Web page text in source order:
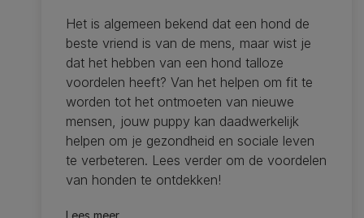
Het is algemeen bekend dat een hond de
beste vriend is van de mens, maar wist je
dat het hebben van een hond talloze
voordelen heeft? Van het helpen om fit te
worden tot het ontmoeten van nieuwe
mensen, jouw puppy kan daadwerkelijk
helpen om je gezondheid en sociale leven
te verbeteren. Lees verder om de voordelen
van honden te ontdekken!